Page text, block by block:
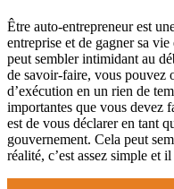
Être auto-entrepreneur est
entreprise et de gagner sa
peut sembler intimidant au
de savoir-faire, vous pouvez
d’exécution en un rien de
importantes que vous devez
est de vous déclarer en tant
gouvernement. Cela peut
réalité, c’est assez simple et